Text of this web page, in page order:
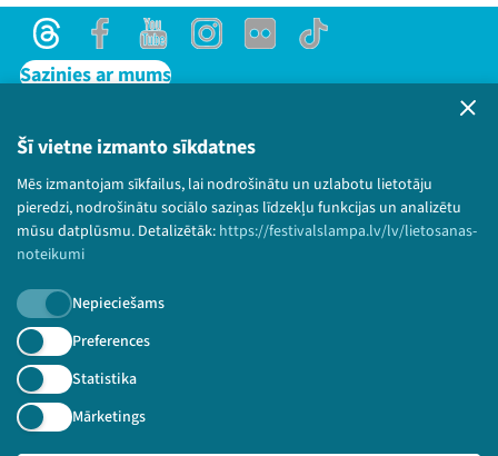
Šī vietne izmanto sīkdatnes
Mēs izmantojam sīkfailus, lai nodrošinātu un uzlabotu lietotāju
pieredzi, nodrošinātu sociālo saziņas līdzekļu funkcijas un analizētu
mūsu datplūsmu. Detalizētāk: https://festivalslampa.lv/lv/lietosanas-
noteikumi
Nepieciešams
Preferences
Statistika
Mārketings
ThreadsFacebookYoutubeInstagram
Flick TikTok
Sazinies ar mums
Lietošanas noteikumi un sīkdatņu politika
Bērnu aizsardzības politika
© 2026 Sarunu festivāls LAMPA Visas tiesības
paturētas.
Piesakies jaunumiem!
Nepalaid garām aktuālāko informāciju!